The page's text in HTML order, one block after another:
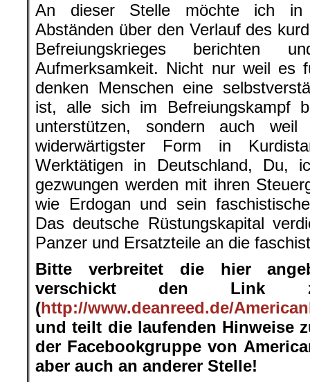
An dieser Stelle möchte ich in
Abständen über den Verlauf des
Befreiungskrieges
Aufmerksamkeit. Nicht nur weil es
denken Menschen eine
ist, alle sich im Befreiungskampf
unterstützen, sondern auch
widerwärtigster Form in
Werktätigen in Deutschland, Du,
gezwungen werden mit ihren
wie Erdogan und sein
Das deutsche Rüstungskapital
Panzer und Ersatzteile an die
Bitte verbreitet die hier
verschickt den Link
(http://www.deanreed.de/
und teilt die laufenden Hinweise
der Facebookgruppe von
aber auch an anderer Stelle!